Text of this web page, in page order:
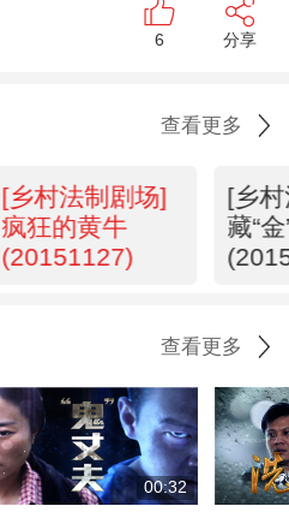
6 分享
查看更多
[乡村法制剧场]
疯狂的黄牛
(20151127)
[乡
藏“
查看更多
00:32